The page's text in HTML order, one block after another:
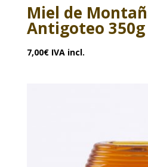
Miel de
Antigoteo 350g
7,00€ IVA incl.